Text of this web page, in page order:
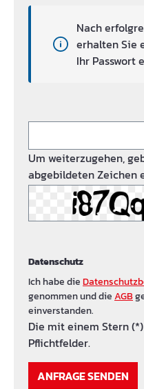
Nach
erhalten Sie
Ihr Passwort
Um weiterzugehen,
abgebildeten Zeichen
Datenschutz
Ich habe die
genommen und dieAGB
einverstanden.
Die mit einem Stern
Pflichtfelder.
ANFRAGE SENDEN